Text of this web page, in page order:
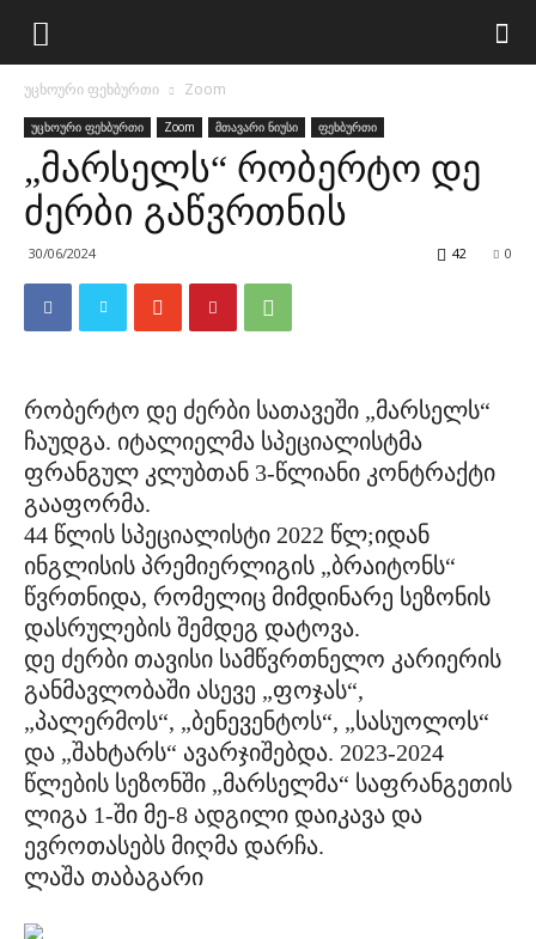
უცხოური ფეხბურთი Zoom
უცხოური ფეხბურთი Zoom მთავარი ნიუსი ფეხბურთი
„მარსელს“ რობერტო დე
ძერბი გაწვრთნის
30/06/2024 0
42
რობერტო დე ძერბი სათავეში „მარსელს“
ჩაუდგა. იტალიელმა სპეციალისტმა
ფრანგულ კლუბთან 3-წლიანი კონტრაქტი
გააფორმა.
44 წლის სპეციალისტი 2022 წლ;იდან
ინგლისის პრემიერლიგის „ბრაიტონს“
წვრთნიდა, რომელიც მიმდინარე სეზონის
დასრულების შემდეგ დატოვა.
დე ძერბი თავისი სამწვრთნელო კარიერის
განმავლობაში ასევე „ფოჯას“,
„პალერმოს“, „ბენევენტოს“, „სასუოლოს“
და „შახტარს“ ავარჯიშებდა. 2023-2024
წლების სეზონში „მარსელმა“ საფრანგეთის
ლიგა 1-ში მე-8 ადგილი დაიკავა და
ევროთასებს მიღმა დარჩა.
ლაშა თაბაგარი